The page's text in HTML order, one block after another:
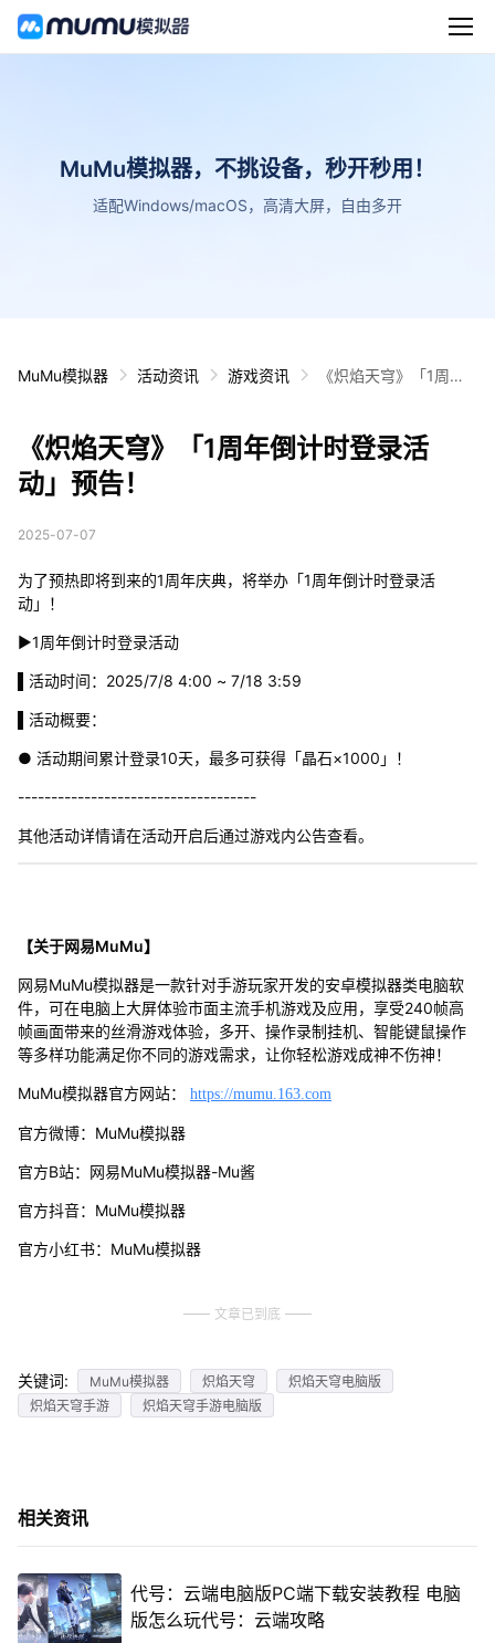
MuMu模拟器，不挑设备，秒开秒用！
适配Windows/macOS，高清大屏，自由多开
MuMu模拟器 活动资讯 游戏资讯
《炽焰天穹》「1周年
《炽焰天穹》「1周年倒计时登录活
动」预告！
2025-07-07
为了预热即将到来的1周年庆典，将举办「1周年倒计时登录活
动」！
▶1周年倒计时登录活动
▌活动时间：2025/7/8 4:00 ~ 7/18 3:59
▌活动概要：
● 活动期间累计登录10天，最多可获得「晶石×1000」！
------------------------------------
其他活动详情请在活动开启后通过游戏内公告查看。
【关于网易MuMu】
网易MuMu模拟器是一款针对手游玩家开发的安卓模拟器类电脑软
件，可在电脑上大屏体验市面主流手机游戏及应用，享受240帧高
帧画面带来的丝滑游戏体验，多开、操作录制挂机、智能键鼠操作
等多样功能满足你不同的游戏需求，让你轻松游戏成神不伤神！
MuMu模拟器官方网站： https://mumu.163.com
官方微博：MuMu模拟器
官方B站：网易MuMu模拟器-Mu酱
官方抖音：MuMu模拟器
官方小红书：MuMu模拟器
文章已到底
关键词: MuMu模拟器 炽焰天穹
炽焰天穹电脑版
炽焰天穹手游
炽焰天穹手游电脑版
相关资讯
代号：云端电脑版PC端下载安装教程 电脑
版怎么玩代号：云端攻略